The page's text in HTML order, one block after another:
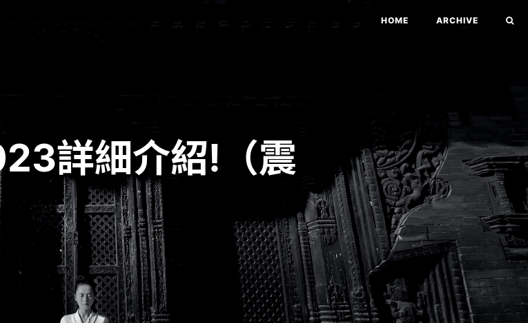
HOME ARCHIVE
詳細介紹!（震